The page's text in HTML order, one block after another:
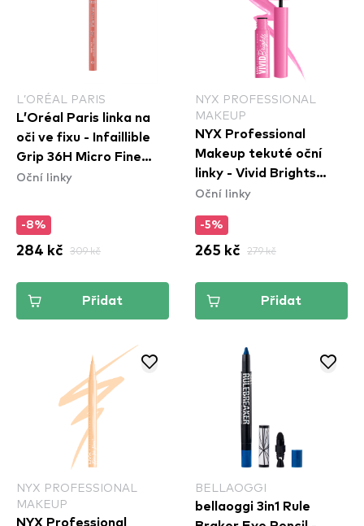
L’ORÉAL PARIS
L’Oréal Paris linka na
oči ve fixu - Infaillible
Grip 36H Micro Fine
Eyeliner​ - 03 Ancient
Oční linky
-8%
284 kč 309 kč
Přidat
NYX PROFESSIONAL
MAKEUP
NYX Professional
Makeup tekuté oční
linky - Vivid Brights
Colored Liquid Eyeliner
(VBLL08)
Oční linky
-5%
265 kč 279 kč
Přidat
NYX PROFESSIONAL
MAKEUP
NYX Professional
BELLAOGGI
bellaoggi 3in1 Rule